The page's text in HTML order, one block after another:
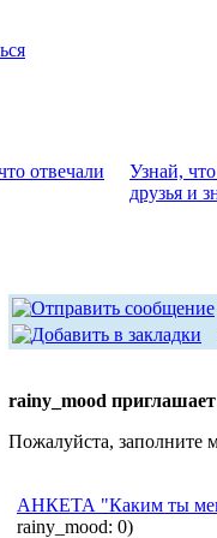
отвeчали
Узнай,
друзья и
rainy_mood
Пожалуйста, заполните
АНКЕТА "Каким ты
rainy_mood: 0)